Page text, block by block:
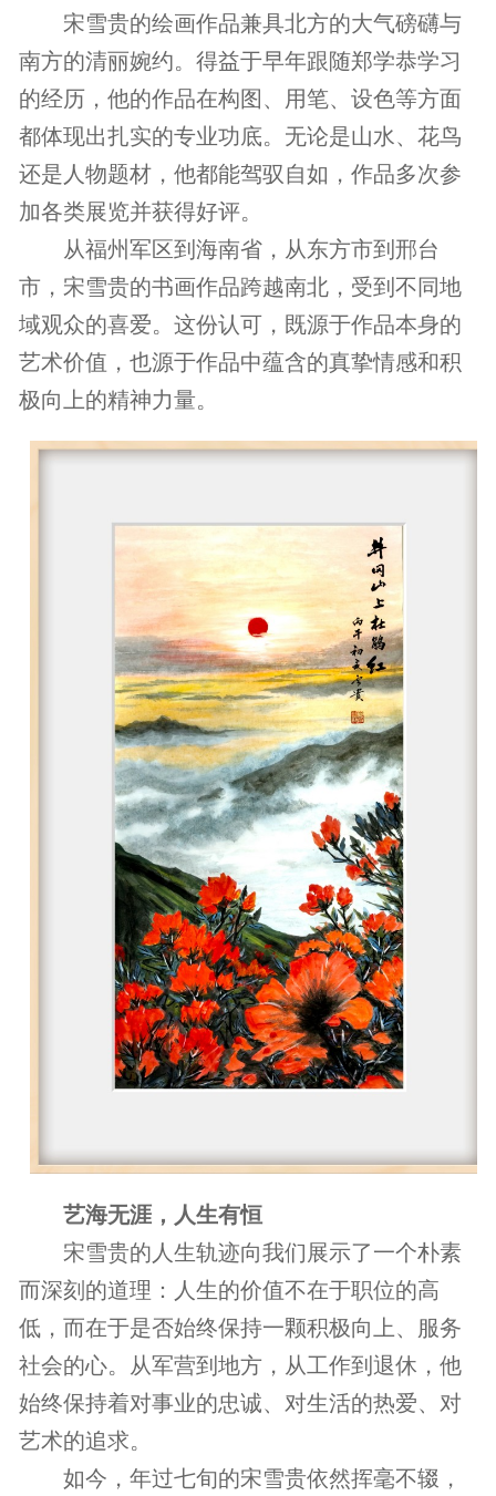
宋雪贵的绘画作品兼具北方的大气磅礴与
南方的清丽婉约。得益于早年跟随郑学恭学习
的经历，他的作品在构图、用笔、设色等方面
都体现出扎实的专业功底。无论是山水、花鸟
还是人物题材，他都能驾驭自如，作品多次参
加各类展览并获得好评。
从福州军区到海南省，从东方市到邢台
市，宋雪贵的书画作品跨越南北，受到不同地
域观众的喜爱。这份认可，既源于作品本身的
艺术价值，也源于作品中蕴含的真挚情感和积
极向上的精神力量。
艺海无涯，人生有恒
宋雪贵的人生轨迹向我们展示了一个朴素
而深刻的道理：人生的价值不在于职位的高
低，而在于是否始终保持一颗积极向上、服务
社会的心。从军营到地方，从工作到退休，他
始终保持着对事业的忠诚、对生活的热爱、对
艺术的追求。
如今，年过七旬的宋雪贵依然挥毫不辍，